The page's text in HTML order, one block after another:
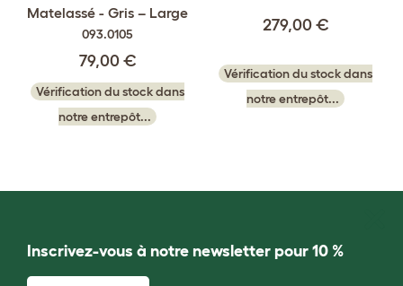
Matelassé - Gris – Large
093.0105
79,00 €
Vérification du stock dans
notre entrepôt...
279,00 €
Vérification du stock dans
notre entrepôt...
Inscrivez-vous à notre newsletter pour 10 %